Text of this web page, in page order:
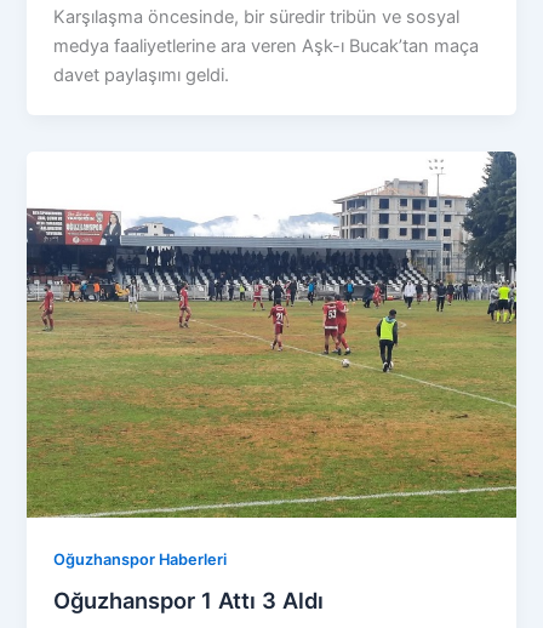
Karşılaşma öncesinde, bir süredir tribün ve sosyal
medya faaliyetlerine ara veren Aşk-ı Bucak’tan maça
davet paylaşımı geldi.
Oğuzhanspor Haberleri
Oğuzhanspor 1 Attı 3 Aldı